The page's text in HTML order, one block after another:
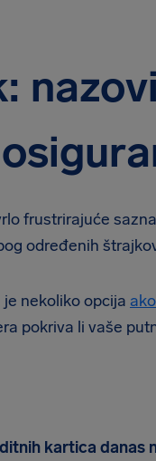
frustrirajuće
određenih
nekoliko opcija
pokriva li vaše
kartica danas